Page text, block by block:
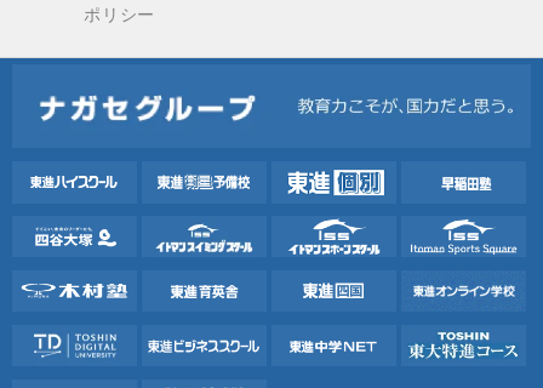
ポリシー